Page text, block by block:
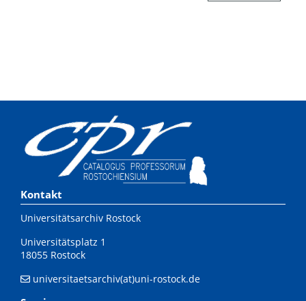
Kontakt
Universitätsarchiv Rostock
Universitätsplatz 1
18055 Rostock
universitaetsarchiv(at)uni-rostock.de